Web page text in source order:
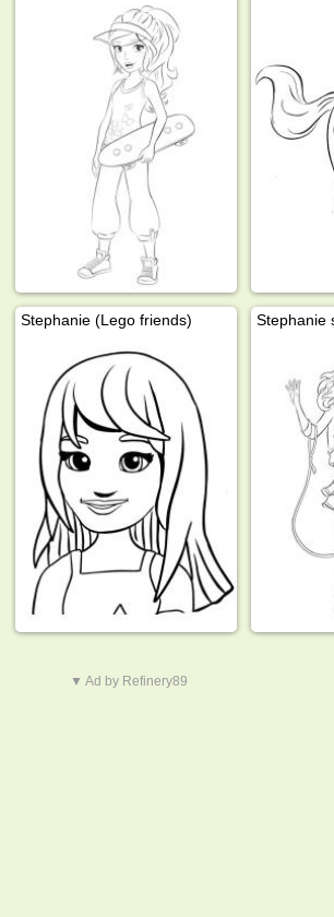
Stephanie (Lego friends)
▼ Ad by Refinery89